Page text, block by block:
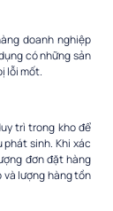
doanh nghiệp
có những sản
lỗi mốt.
trì trong kho để
sinh. Khi xác
đơn đặt hàng
lượng hàng tồn